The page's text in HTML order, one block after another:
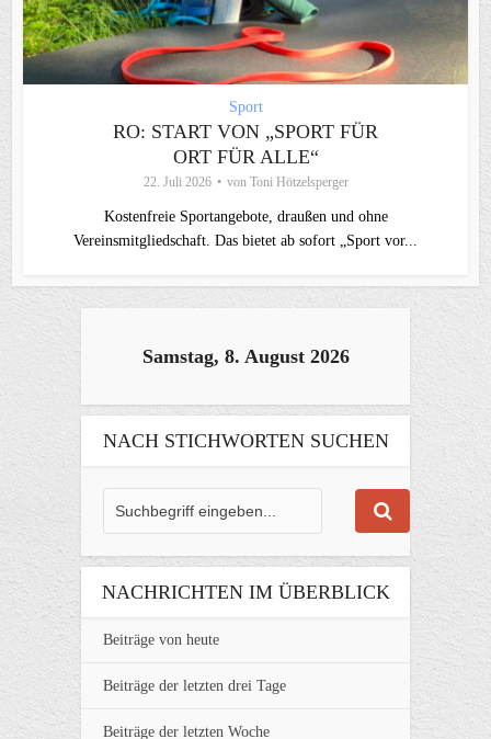
Sport
RO: START VON „SPORT FÜR
ORT FÜR ALLE“
22. Juli 2026 von Toni Hötzelsperger
Kostenfreie Sportangebote, draußen und ohne
Vereinsmitgliedschaft. Das bietet ab sofort „Sport vor...
Samstag, 8. August 2026
NACH STICHWORTEN SUCHEN
NACHRICHTEN IM ÜBERBLICK
Beiträge von heute
Beiträge der letzten drei Tage
Beiträge der letzten Woche